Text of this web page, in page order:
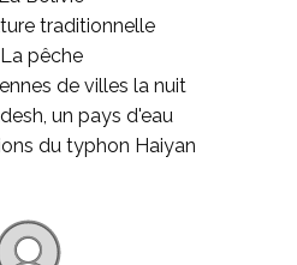
traditionnelle
La pêche
de villes la nuit
un pays d'eau
du typhon Haiyan